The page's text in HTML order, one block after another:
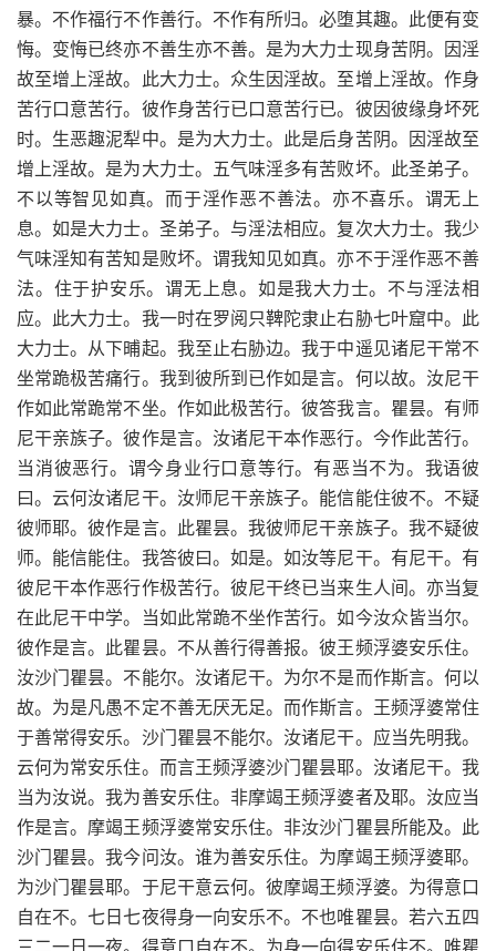
暴。不作福行不作善行。不作有所归。必堕其趣。此便有变
悔。变悔已终亦不善生亦不善。是为大力士现身苦阴。因淫
故至增上淫故。此大力士。众生因淫故。至增上淫故。作身
苦行口意苦行。彼作身苦行已口意苦行已。彼因彼缘身坏死
时。生恶趣泥犁中。是为大力士。此是后身苦阴。因淫故至
增上淫故。是为大力士。五气味淫多有苦败坏。此圣弟子。
不以等智见如真。而于淫作恶不善法。亦不喜乐。谓无上
息。如是大力士。圣弟子。与淫法相应。复次大力士。我少
气味淫知有苦知是败坏。谓我知见如真。亦不于淫作恶不善
法。住于护安乐。谓无上息。如是我大力士。不与淫法相
应。此大力士。我一时在罗阅只鞞陀隶止右胁七叶窟中。此
大力士。从下晡起。我至止右胁边。我于中遥见诸尼干常不
坐常跪极苦痛行。我到彼所到已作如是言。何以故。汝尼干
作如此常跪常不坐。作如此极苦行。彼答我言。瞿昙。有师
尼干亲族子。彼作是言。汝诸尼干本作恶行。今作此苦行。
当消彼恶行。谓今身业行口意等行。有恶当不为。我语彼
曰。云何汝诸尼干。汝师尼干亲族子。能信能住彼不。不疑
彼师耶。彼作是言。此瞿昙。我彼师尼干亲族子。我不疑彼
师。能信能住。我答彼曰。如是。如汝等尼干。有尼干。有
彼尼干本作恶行作极苦行。彼尼干终已当来生人间。亦当复
在此尼干中学。当如此常跪不坐作苦行。如今汝众皆当尔。
彼作是言。此瞿昙。不从善行得善报。彼王频浮婆安乐住。
汝沙门瞿昙。不能尔。汝诸尼干。为尔不是而作斯言。何以
故。为是凡愚不定不善无厌无足。而作斯言。王频浮婆常住
于善常得安乐。沙门瞿昙不能尔。汝诸尼干。应当先明我。
云何为常安乐住。而言王频浮婆沙门瞿昙耶。汝诸尼干。我
当为汝说。我为善安乐住。非摩竭王频浮婆者及耶。汝应当
作是言。摩竭王频浮婆常安乐住。非汝沙门瞿昙所能及。此
沙门瞿昙。我今问汝。谁为善安乐住。为摩竭王频浮婆耶。
为沙门瞿昙耶。于尼干意云何。彼摩竭王频浮婆。为得意口
自在不。七日七夜得身一向安乐不。不也唯瞿昙。若六五四
三二一日一夜。得意口自在不。为身一向得安乐住不。唯瞿